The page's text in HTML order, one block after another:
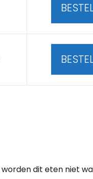
dit eten niet